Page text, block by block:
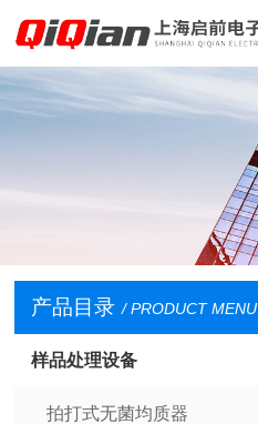
产品目录 / PRODUCT MENU
样品处理设备
拍打式无菌均质器